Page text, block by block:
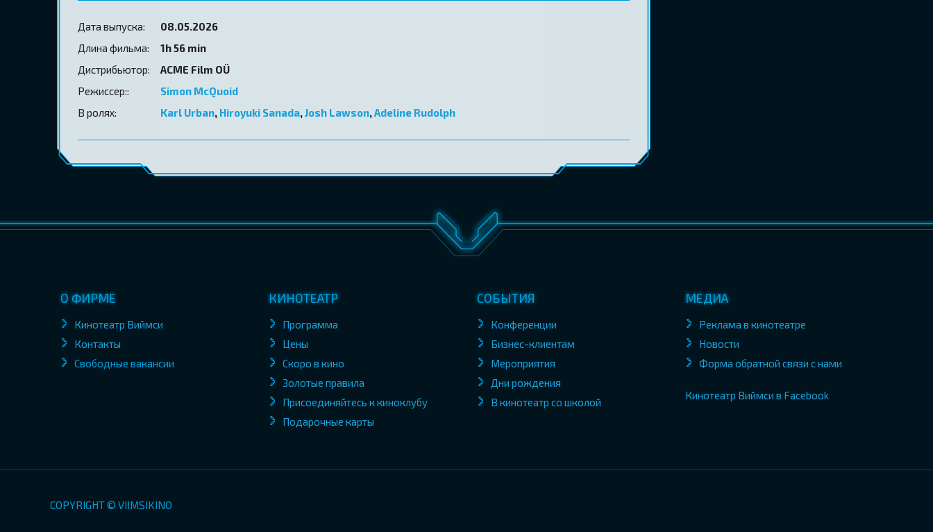
Дата выпуска:
08.05.2026
Длина фильма:
1h 56 min
Дистрибьютор:
ACME Film OÜ
Режиссер::
Simon McQuoid
В ролях:
Karl Urban, Hiroyuki Sanada,Josh Lawson,Adeline Rudolph
О ФИРМЕ
Кинотеатр Виймси
Контакты
Свободные вакансии
КИНОТЕАТР
Программа
Цены
Скоро в кино
Золотые правила
Присоединяйтесь к киноклубу
Подарочные карты
СОБЫТИЯ
Конференции
Бизнес-клиентам
Мероприятия
Дни рождения
В кинотеатр со школой
МЕДИА
Реклама в кинотеатре
Новости
Форма обратной связи с нами
Кинотеатр Виймси в Facebook
COPYRIGHT © VIIMSIKINO